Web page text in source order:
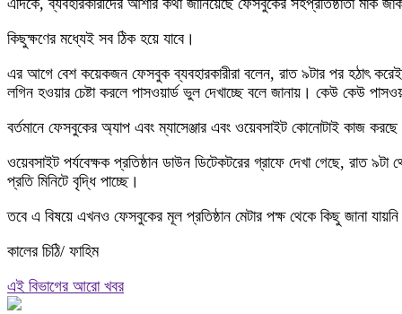
এদিকে, ব্যবহারকারীদের আশার কথা জানিয়েছে ফেসবুকের সহপ্রতিষ্ঠাতা মার্ক
কিছুক্ষণের মধ্যেই সব ঠিক হয়ে যাবে।
এর আগে বেশ কয়েকজন ফেসবুক ব্যবহারকারীরা বলেন, রাত ৯টার পর হঠাৎ
লগিন হওয়ার চেষ্টা করলে পাসওয়ার্ড ভুল দেখাচ্ছে বলে জানায়। কেউ কেউ
বর্তমানে ফেসবুকের অ্যাপ এবং ম্যাসেঞ্জার এবং ওয়েবসাইট কোনোটাই কাজ
ওয়েবসাইট পর্যবেক্ষক প্রতিষ্ঠান ডাউন ডিটেকটরের গ্রাফে দেখা গেছে, রাত
প্রতি মিনিটে বৃদ্ধি পাচ্ছে।
তবে এ বিষয়ে এখনও ফেসবুকের মূল প্রতিষ্ঠান মেটার পক্ষ থেকে কিছু জানা
কালের চিঠি/ ফাহিম
এই বিভাগের আরো খবর